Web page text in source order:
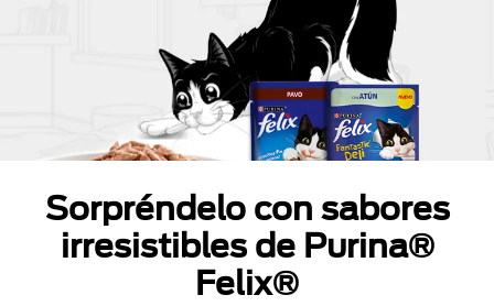
Sorpréndelo con sabores
irresistibles de Purina®
Felix®